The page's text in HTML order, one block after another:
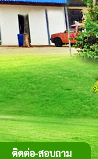
ติดต่อ-สอบถาม